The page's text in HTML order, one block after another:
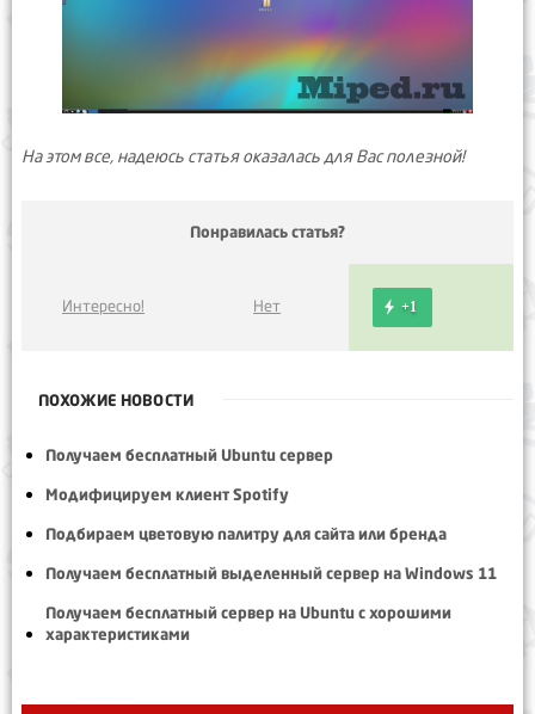
На этом все, надеюсь статья оказалась для Вас полезной!
Понравилась статья?
Интересно! Нет +1
ПОХОЖИЕ НОВОСТИ
Получаем бесплатный Ubuntu сервер
Модифицируем клиент Spotify
Подбираем цветовую палитру для сайта или бренда
Получаем бесплатный выделенный сервер на Windows 11
Получаем бесплатный сервер на Ubuntu с хорошими
характеристиками